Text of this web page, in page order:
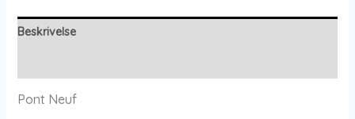
-
Neuf
Beskrivelse
Pont Neuf